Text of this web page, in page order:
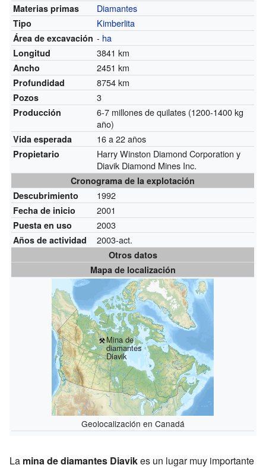
Materias primas Diamantes
Tipo Kimberlita
Área de excavación - ha
Longitud 3841 km
Ancho 2451 km
Profundidad 8754 km
Pozos 3
Producción
6-7 millones de quilates (1200-1400 kg
año)
Vida esperada 16 a 22 años
Propietario
Harry Winston Diamond Corporation y
Diavik Diamond Mines Inc.
Cronograma de la explotación
Descubrimiento
1992
Fecha de inicio 2001
Puesta en uso 2003
Años de actividad 2003-act.
Otros datos
Mapa de localización
Mina de
diamantes
Diavik
Geolocalización en Canadá
La mina de diamantes Diavikes un lugar muy importante